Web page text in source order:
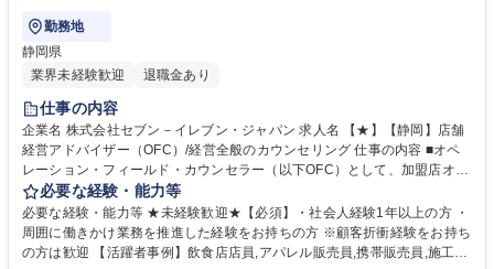
勤務地
静岡県
業界未経験歓迎
退職金あり
仕事の内容
企業名 株式会社セブン－イレブン・ジャパン 求人名 【★】【静岡】店舗
経営アドバイザー（OFC）/経営全般のカウンセリング 仕事の内容 ■オペ
レーション・フィールド・カウンセラー（以下OFC）として、加盟店オー
ナー様が経営するコンビニエンスストアに対して、経営全般に関わる支援
を担います。定量データに基づく運営支援業務をお任せします。 【業務
例】商圏分析、競合調査、売上や販売数等データ分析、売場確認、発注や
売場作りアドバイス、個店行為計画の作成、従業員教育サポート等がござ
必要な経験・能力等
必要な経験・能力等 ★未経験歓迎★【必須】・社会人経験1年以上の方 ・
周囲に働きかけ業務を推進した経験をお持ちの方 ※顧客折衝経験をお持ち
の方は歓迎 【活躍者事例】飲食店店員,アパレル販売員,携帯販売員,施工管